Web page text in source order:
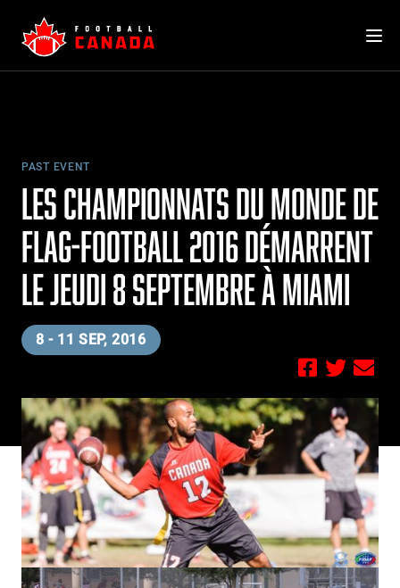
content
PAST EVENT
LES CHAMPIONNATS DU MONDE DE
FLAG-FOOTBALL 2016 DÉMARRENT
LE JEUDI 8 SEPTEMBRE À MIAMI
8 - 11 SEP, 2016